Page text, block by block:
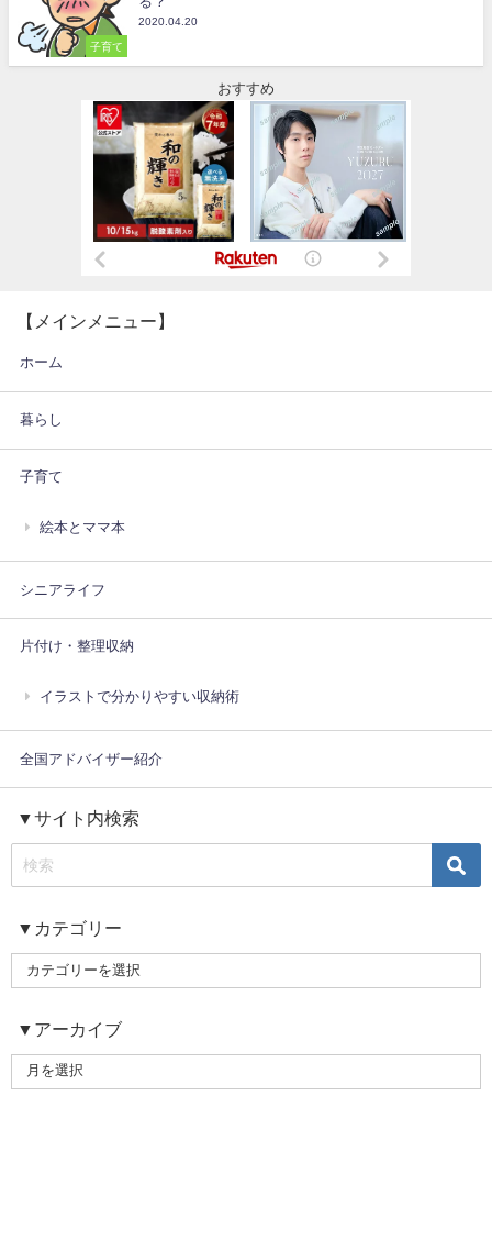
子育て
2020.04.20
おすすめ
【メインメニュー】
ホーム
暮らし
子育て
絵本とママ本
シニアライフ
片付け・整理収納
イラストで分かりやすい収納術
全国アドバイザー紹介
▼サイト内検索
▼カテゴリー
▼アーカイブ